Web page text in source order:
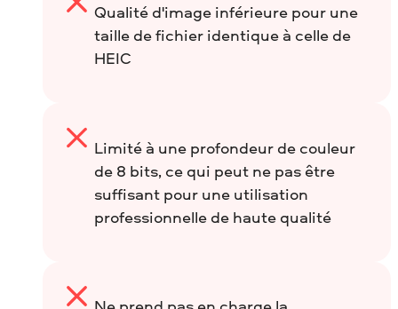
Qualité d'image inférieure pour une
taille de fichier identique à celle de
HEIC
Limité à une profondeur de couleur
de 8 bits, ce qui peut ne pas être
suffisant pour une utilisation
professionnelle de haute qualité